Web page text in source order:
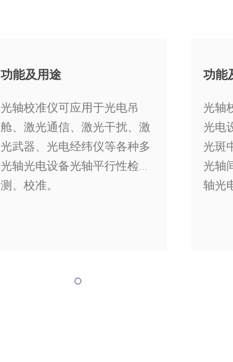
功能及用途
光轴校准仪可应用于光电吊
舱、激光通信、激光干扰、激
光武器、光电经纬仪等各种多
光轴光电设备光轴平行性检
测、校准。
功能
光轴
光电
光斑
光轴
轴光